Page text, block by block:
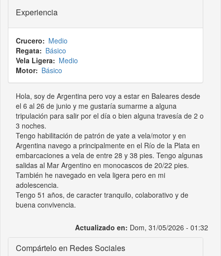
Experiencia
Crucero
Medio
Regata
Básico
Vela Ligera
Medio
Motor
Básico
Hola, soy de Argentina pero voy a estar en Baleares desde
el 6 al 26 de junio y me gustaría sumarme a alguna
tripulación para salir por el día o bien alguna travesía de 2 o
3 noches.
Tengo habilitación de patrón de yate a vela/motor y en
Argentina navego a principalmente en el Río de la Plata en
embarcaciones a vela de entre 28 y 38 pies. Tengo algunas
salidas al Mar Argentino en monocascos de 20/22 pies.
También he navegado en vela ligera pero en mi
adolescencia.
Tengo 51 años, de caracter tranquilo, colaborativo y de
buena convivencia.
Actualizado en: Dom, 31/05/2026 - 01:32
Compártelo en Redes Sociales